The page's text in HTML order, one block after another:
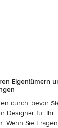
Eigentümern
durch, bevor
Designer für Ihr
Wenn Sie Fragen